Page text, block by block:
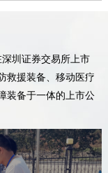
深圳证券交易所上市
救援装备、移动医疗
装备于一体的上市公